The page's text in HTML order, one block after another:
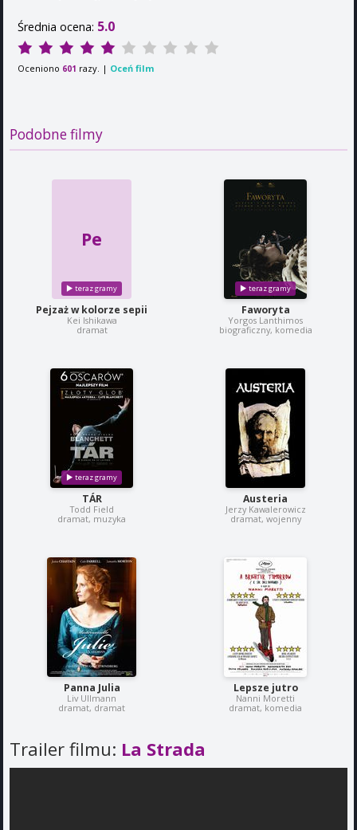
Średnia ocena: 5.0
Oceniono 601 razy. | Oceń film
Podobne filmy
Pe
Pejzaż w kolorze sepii
Kei Ishikawa
dramat
Faworyta
Yorgos Lanthimos
biograficzny, komedia
TÁR
Todd Field
dramat, muzyka
Austeria
Jerzy Kawalerowicz
dramat, wojenny
Panna Julia
Liv Ullmann
dramat, dramat
Lepsze jutro
Nanni Moretti
dramat, komedia
Trailer filmu: La Strada